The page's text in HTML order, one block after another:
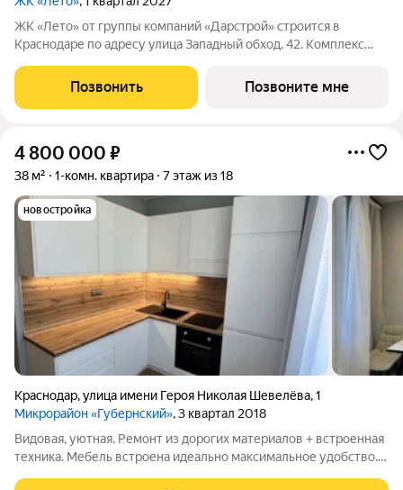
ЖК «Лето» от группы компаний «Дарстрой» строится в
Краснодаре по адресу улица Западный обход, 42. Комплекс
паркингом и торговыми площадями. Сроки сдачи этапов
строительства с 2024 по 2026 год. В ЖК
Позвонить Позвоните мне
4 800 000 ₽
38 м² 1-комн. квартира 7 этаж из 18
новостройка
Краснодар,улица имени Героя Николая Шевелёва,1
Микрорайон «Губернский», 3 квартал 2018
Видовая, уютная. Ремонт из дорогих материалов + встроенная
техника. Мебель встроена идеально максимальное удобство.